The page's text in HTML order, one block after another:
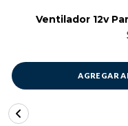
Ventilador 12v
AGREGAR